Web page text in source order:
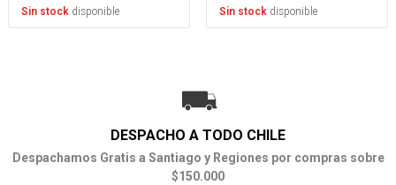
Sin stock disponible Sin stock disponible
DESPACHO A TODO CHILE
Despachamos Gratis a Santiago y Regiones por compras sobre
$150.000